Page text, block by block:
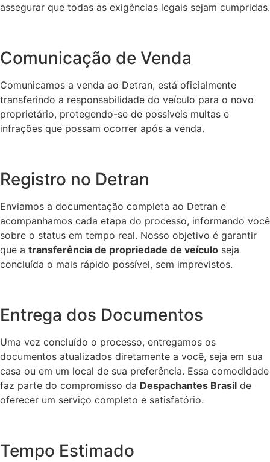
assegurar que todas as exigências legais sejam cumpridas.
Comunicação de Venda
Comunicamos a venda ao Detran, está oficialmente
transferindo a responsabilidade do veículo para o novo
proprietário, protegendo-se de possíveis multas e
infrações que possam ocorrer após a venda.
Registro no Detran
Enviamos a documentação completa ao Detran e
acompanhamos cada etapa do processo, informando você
sobre o status em tempo real. Nosso objetivo é garantir
que a transferência de propriedade de veículo seja
concluída o mais rápido possível, sem imprevistos.
Entrega dos Documentos
Uma vez concluído o processo, entregamos os
documentos atualizados diretamente a você, seja em sua
casa ou em um local de sua preferência. Essa comodidade
faz parte do compromisso da Despachantes Brasil de
oferecer um serviço completo e satisfatório.
Tempo Estimado